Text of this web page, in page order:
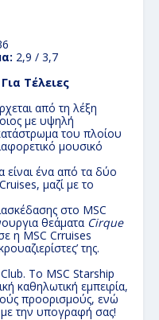
2,9 / 3,7
Τέλειες
από τη λέξη
με υψηλή
του πλοίου
μουσικό
είναι ένα από τα δύο
μαζί με το
στο MSC
θεάματα Cirque
η MSC Crruises
της.
Το MSC Starship
καθηλωτική εμπειρία,
προορισμούς, ενώ
με την υπογραφή σας!